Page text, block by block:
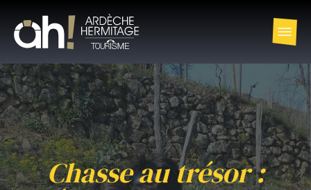
Chasse au trésor :